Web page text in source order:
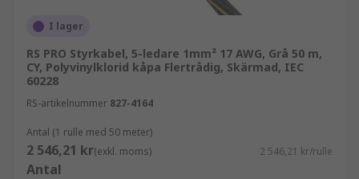
I lager
RS PRO Styrkabel, 5-ledare 1mm² 17 AWG, Grå 50 m,
CY, Polyvinylklorid kåpa Flertrådig, Skärmad, IEC
60228
RS-artikelnummer 827-4164
Antal (1 rulle med 50 meter)
2 546,21 kr(exkl. moms) 2 546,21 kr/rulle
Antal